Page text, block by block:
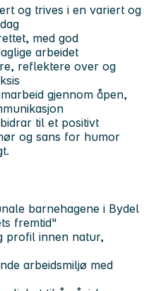
og trives i en variert og
med god
arbeidet
reflektere over og
gjennom åpen,
til et positivt
og sans for humor
barnehagene i Bydel
fremtid"
profil innen natur,
arbeidsmiljø med